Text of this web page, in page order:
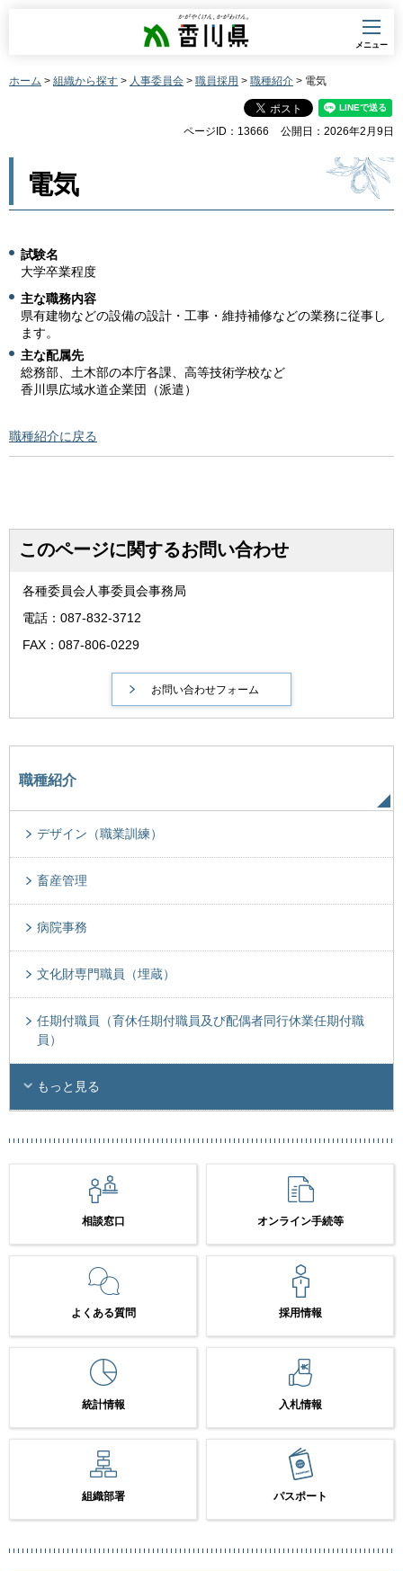
香川県
メニュー
ホーム > 組織から探す > 人事委員会 > 職員採用 > 職種紹介 > 電気
ページID：13666 公開日：2026年2月9日
電気
試験名
大学卒業程度
主な職務内容
県有建物などの設備の設計・工事・維持補修などの業務に従事し
ます。
主な配属先
総務部、土木部の本庁各課、高等技術学校など
香川県広域水道企業団（派遣）
職種紹介に戻る
このページに関するお問い合わせ
各種委員会人事委員会事務局
電話：087-832-3712
FAX：087-806-0229
職種紹介
デザイン（職業訓練）
畜産管理
病院事務
文化財専門職員（埋蔵）
任期付職員（育休任期付職員及び配偶者同行休業任期付職
員）
もっと見る
相談窓口 オンライン手続等
よくある質問 採用情報
統計情報 入札情報
組織部署 パスポート